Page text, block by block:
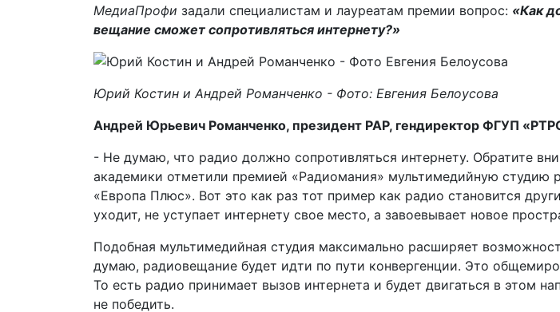
МедиаПрофи задали специалистам и лауреатам премии вопрос: «Как
вещание сможет сопротивляться интернету?»
Юрий Костин и Андрей Романченко - Фото: Евгения Белоусова
Андрей Юрьевич Романченко, президент РАР, гендиректор ФГУП
- Не думаю, что радио должно сопротивляться интернету. Обратите
академики отметили премией «Радиомания» мультимедийную студию
«Европа Плюс». Вот это как раз тот пример как радио становится
уходит, не уступает интернету свое место, а завоевывает новое
Подобная мультимедийная студия максимально расширяет
думаю, радиовещание будет идти по пути конвергенции. Это
То есть радио принимает вызов интернета и будет двигаться в этом
не победить.